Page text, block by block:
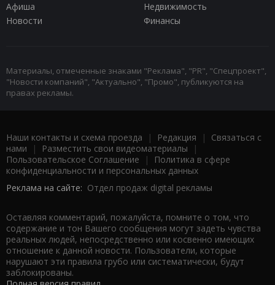
Афиша
Недвижимость
Новости
Финансы
Материалы, отмеченные знаками "Реклама", "PR", "Спецпроект",
"Новости компаний", "Актуально", "Промо", публикуются на
правах рекламы.
Наши контакты и схема проезда | Редакция | Связаться с
нами | Разместить свои видеоматериалы |
Пользовательское Соглашение |
Политика в сфере
конфиденциальности и персональных данных
Реклама на сайте: Отдел продаж digital рекламы
Оставляя комментарий, пожалуйста, помните о том, что
содержание и тон Вашего сообщения могут задеть чувства
реальных людей, непосредственно или косвенно имеющих
отношение к данной новости. Пользователи, которые
нарушают эти правила грубо или систематически, будут
заблокированы.